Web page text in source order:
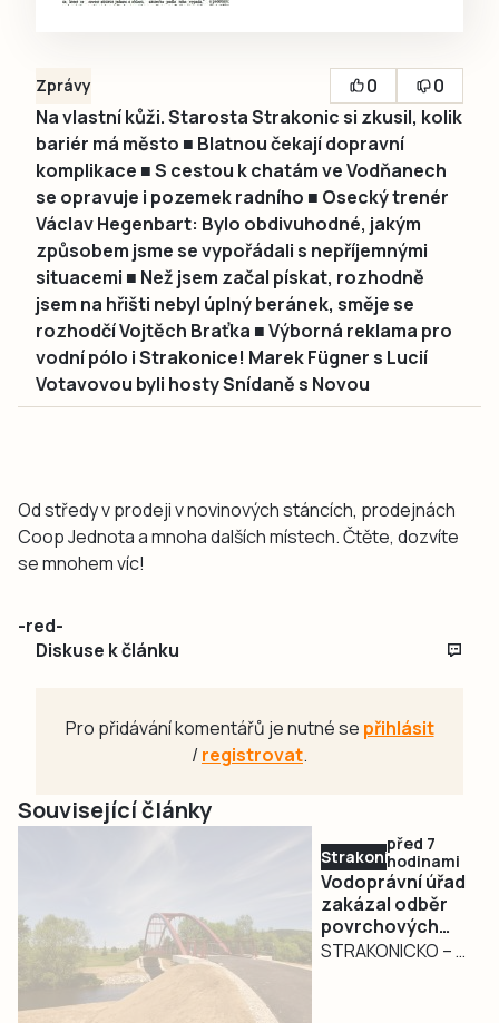
Zprávy 0
0
Na vlastní kůži. Starosta Strakonic si zkusil, kolik
bariér má město ■ Blatnou čekají dopravní
komplikace ■ S cestou k chatám ve Vodňanech
se opravuje i pozemek radního ■ Osecký trenér
Václav Hegenbart: Bylo obdivuhodné, jakým
způsobem jsme se vypořádali s nepříjemnými
situacemi ■ Než jsem začal pískat, rozhodně
jsem na hřišti nebyl úplný beránek, směje se
rozhodčí Vojtěch Braťka ■ Výborná reklama pro
vodní pólo i Strakonice! Marek Fügner s Lucií
Votavovou byli hosty Snídaně s Novou
Od středy v prodeji v novinových stáncích, prodejnách
Coop Jednota a mnoha dalších místech. Čtěte, dozvíte
se mnohem víc!
-red-
Diskuse k článku
Pro přidávání komentářů je nutné se přihlásit
/registrovat.
Související články
Strakonicko
před 7
hodinami
Vodoprávní úřad
zakázal odběr
povrchových
vod na
STRAKONICKO – V